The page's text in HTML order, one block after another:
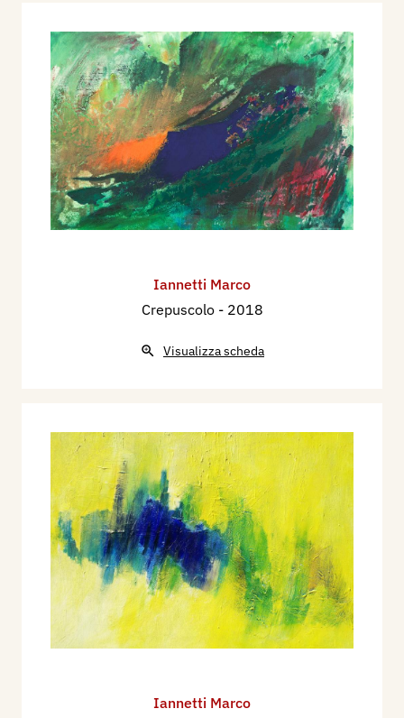
Iannetti Marco
Crepuscolo - 2018
Visualizza scheda
Iannetti Marco